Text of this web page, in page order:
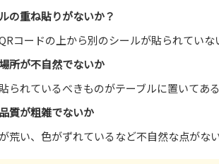
の重ね貼りがないか？
コードの上から別のシールが貼られていな
所が不自然でないか
られているべきものがテーブルに置いてあ
質が粗雑でないか
荒い、色がずれているなど不自然な点がな